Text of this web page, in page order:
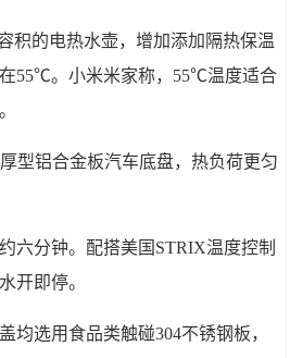
积的电热水壶，增加添加隔热保温
55℃。小米米家称，55℃温度适合
型铝合金板汽车底盘，热负荷更匀
六分钟。配搭美国STRIX温度控制
开即停。
均选用食品类触碰304不锈钢板，